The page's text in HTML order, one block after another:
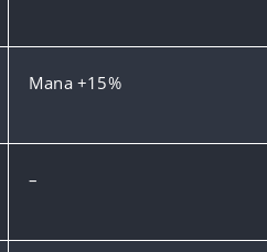
Mana +15%
–